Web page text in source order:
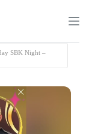
SBK Night –